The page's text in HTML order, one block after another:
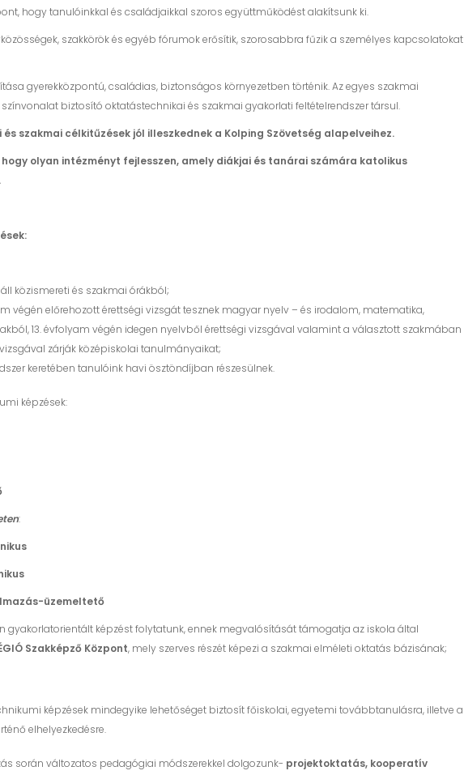
hogy tanulóinkkal és családjaikkal szoros együttműködést alakítsunk ki.
szakkörök és egyéb fórumok erősítik, szorosabbra fűzik a személyes kapcsolatokat
gyerekközpontú, családias, biztonságos környezetben történik. Az egyes szakmai
biztosító oktatástechnikai és szakmai gyakorlati feltételrendszer társul.
szakmai célkitűzések jól illeszkednek a Kolping Szövetség alapelveihez.
olyan intézményt fejlesszen, amely diákjai és tanárai számára katolikus
közismereti és szakmai órákból;
végén előrehozott érettségi vizsgát tesznek magyar nyelv – és irodalom, matematika,
13. évfolyam végén idegen nyelvből érettségi vizsgával valamint a választott szakmában
zárják középiskolai tanulmányaikat;
keretében tanulóink havi ösztöndíjban részesülnek.
képzések:
:
üzemeltető
gyakorlatorientált képzést folytatunk, ennek megvalósítását támogatja az iskola által
Szakképző Központ, mely szerves részét képezi a szakmai elméleti oktatás bázisának;
képzések mindegyike lehetőséget biztosít főiskolai, egyetemi továbbtanulásra, illetve a
elhelyezkedésre.
során változatos pedagógiai módszerekkel dolgozunk- projektoktatás, kooperatív